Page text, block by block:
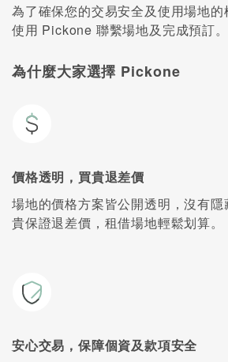
為了確保您的交易安全及使用場地
使用 Pickone 聯繫場地及完成預訂。
為什麼大家選擇 Pickone
價格透明，買貴退差價
場地的價格方案皆公開透明，沒有
貴保證退差價，租借場地輕鬆划算。
安心交易，保障個資及款項安全